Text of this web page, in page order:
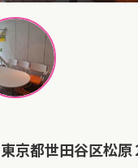
東京都世田谷区松